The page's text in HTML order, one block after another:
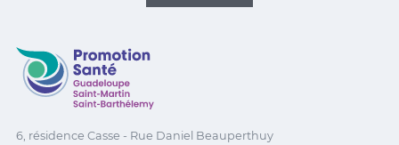
Promotion Santé Guadeloupe, Saint-Martin, Saint
6, résidence Casse - Rue Daniel Beauperthuy